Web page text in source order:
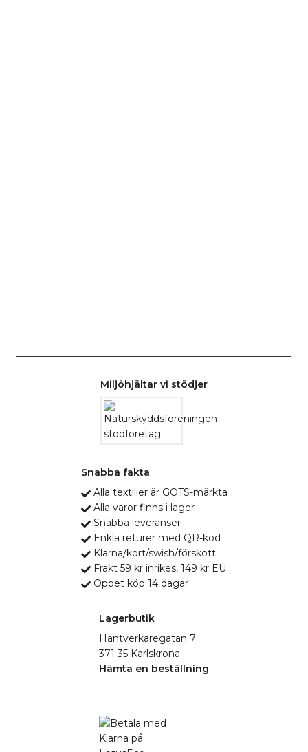
Miljöhjältar vi stödjer
Snabba fakta
Alla textilier är GOTS-märkta
Alla varor finns i lager
Snabba leveranser
Enkla returer med QR-kod
Klarna/kort/swish/förskott
Frakt 59 kr inrikes, 149 kr EU
Öppet köp 14 dagar
Lagerbutik
Hantverkaregatan 7
371 35 Karlskrona
Hämta en beställning